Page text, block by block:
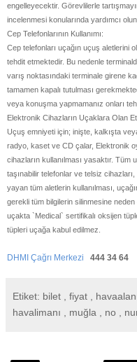
engelleyecektir. Görevlilerle
incelenmesi konularında yardımcı olun.
Cep Telefonlarının Kullanımı:
Cep telefonları uçağın uçuş aletlerini
tehdit etmektedir. Bu nedenle
varış noktasındaki terminale girene
tamamen kapalı tutulması
veya konuşma yapmamanız onları
Elektronik Cihazların Uçaklara Olan
Uçuş emniyeti için; inişte, kalkışta
radyo, kaset ve CD çalar, Elektronik
cihazların kullanılması yasaktır.
taşınabilir telefonlar ve telsiz
yayan tüm aletlerin kullanılması,
gerekli tüm bilgilerin silinmesine
uçakta `Medical` sertifikalı oksijen
tüpleri uçağa kabul edilmez.
DHMI Çağrı Merkezi 444 34 64
Etiket: bilet , fiyat ,
havalimanı , muğla , no ,